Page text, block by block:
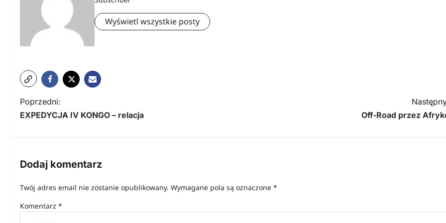
Wyświetl wszystkie posty
N
a
i
a
c
Poprzedni:
EXPEDYCJA IV KONGO – relacja
Off-Road przez
Dodaj komentarz
Twój adres email nie zostanie opublikowany. Wymagane pola są oznaczone *
Komentarz *